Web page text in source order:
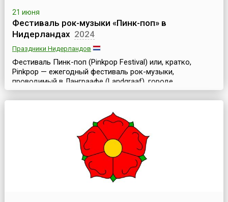
21 июня
Фестиваль рок-музыки «Пинк-поп» в
Нидерландах 2024
Праздники Нидерландов
Фестиваль Пинк-поп (Pinkpop Festival) или, кратко,
Pinkpop — ежегодный фестиваль рок-музыки,
проводимый в Ланграафе (Landgraaf), городе,
расположенном на юго-востоке Нидерландов. Он ведет
свою историю с 1970 года.Изначально фестиваль
проводился в выходные на Пятидесятницу, но начиная с
2013 года дата мероприятия не ориентирована на
церковный праздник. Фестиваль проходит в
июне.Название Pin...